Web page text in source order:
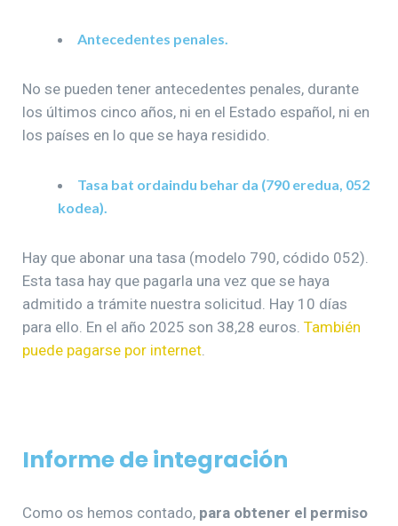
Antecedentes penales.
No se pueden tener antecedentes penales, durante
los últimos cinco años, ni en el Estado español, ni en
los países en lo que se haya residido.
Tasa bat ordaindu behar da (790 eredua, 052
kodea).
Hay que abonar una tasa (modelo 790, códido 052).
Esta tasa hay que pagarla una vez que se haya
admitido a trámite nuestra solicitud. Hay 10 días
para ello. En el año 2025 son 38,28 euros. También
puede pagarse por internet.
Informe de integración
Como os hemos contado, para obtener el permiso